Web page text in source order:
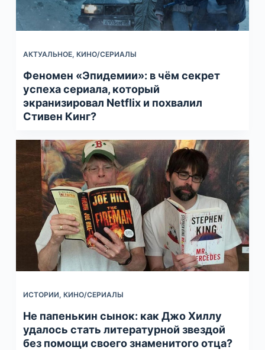
АКТУАЛЬНОЕ, КИНО/СЕРИАЛЫ
Феномен «Эпидемии»: в чём секрет
успеха сериала, который
экранизировал Netflix и похвалил
Стивен Кинг?
ИСТОРИИ, КИНО/СЕРИАЛЫ
Не папенькин сынок: как Джо Хиллу
удалось стать литературной звездой
без помощи cвоего знаменитого отца?